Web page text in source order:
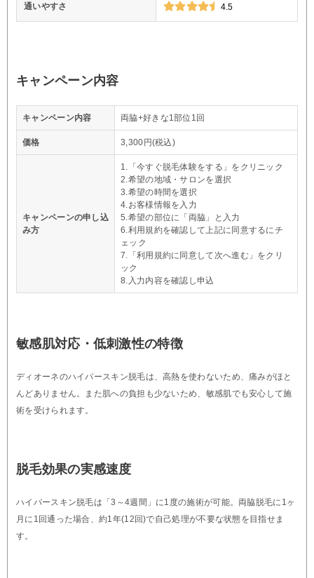
通いやすさ 4.5
キャンペーン内容
キャンペーン内容 両脇+好きな1部位1回
価格 3,300円(税込)
キャンペーンの申し込
み方
1.「今すぐ脱毛体験をする」をクリニック
2.希望の地域・サロンを選択
3.希望の時間を選択
4.お客様情報を入力
5.希望の部位に「両脇」と入力
6.利用規約を確認して上記に同意するにチ
ェック
7.「利用規約に同意して次へ進む」をクリ
ック
8.入力内容を確認し申込
敏感肌対応・低刺激性の特徴
ディオーネのハイパースキン脱毛は、高熱を使わないため、痛みがほと
んどありません。また肌への負担も少ないため、敏感肌でも安心して施
術を受けられます。
脱毛効果の実感速度
ハイパースキン脱毛は「3～4週間」に1度の施術が可能。両脇脱毛に1ヶ
月に1回通った場合、約1年(12回)で自己処理が不要な状態を目指せま
す。